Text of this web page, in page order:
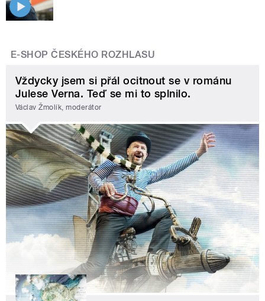
E-SHOP ČESKÉHO ROZHLASU
Vždycky jsem si přál ocitnout se v románu
Julese Verna. Teď se mi to splnilo.
Václav Žmolík, moderátor